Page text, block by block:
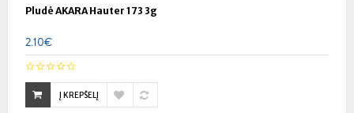
Pludė AKARA Hauter 173 3g
2.10€
Į KREPŠELĮ